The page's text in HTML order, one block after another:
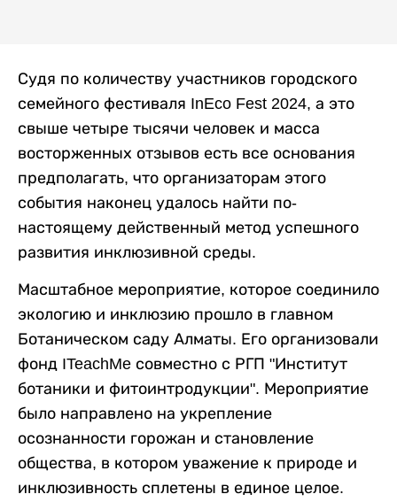
Судя по количеству участников городского
семейного фестиваля InEco Fest 2024, а это
свыше четыре тысячи человек и масса
восторженных отзывов есть все основания
предполагать, что организаторам этого
события наконец удалось найти по-
настоящему действенный метод успешного
развития инклюзивной среды.
Масштабное мероприятие, которое соединило
экологию и инклюзию прошло в главном
Ботаническом саду Алматы. Его организовали
фонд ITeachMe совместно с РГП "Институт
ботаники и фитоинтродукции". Мероприятие
было направлено на укрепление
осознанности горожан и становление
общества, в котором уважение к природе и
инклюзивность сплетены в единое целое.